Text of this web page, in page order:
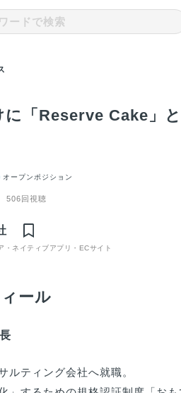
に「Reserve Cake」
オープンポジション
506回視聴
・ネイティブアプリ・ECサイト
ール
ルティング会社へ就職。